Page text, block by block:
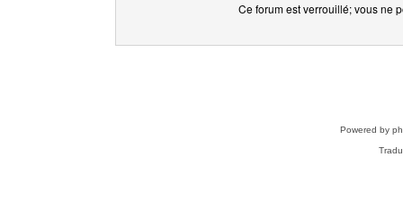
Ce forum est verrouillé; vous ne
Powered by